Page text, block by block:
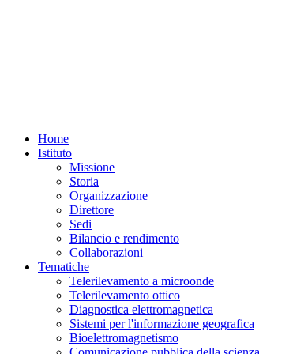
Home
Istituto
Missione
Storia
Organizzazione
Direttore
Sedi
Bilancio e rendimento
Collaborazioni
Tematiche
Telerilevamento a microonde
Telerilevamento ottico
Diagnostica elettromagnetica
Sistemi per l'informazione geografica
Bioelettromagnetismo